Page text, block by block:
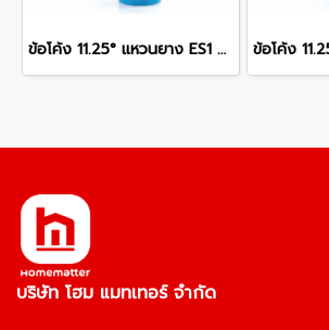
ข้อโค้ง 11.25° แหวนยาง ES1 SCG ขนาด 250 มม. (10 นิ้ว ) ชั้น 13.5
บริษัท โฮม แมทเทอร์ จำกัด